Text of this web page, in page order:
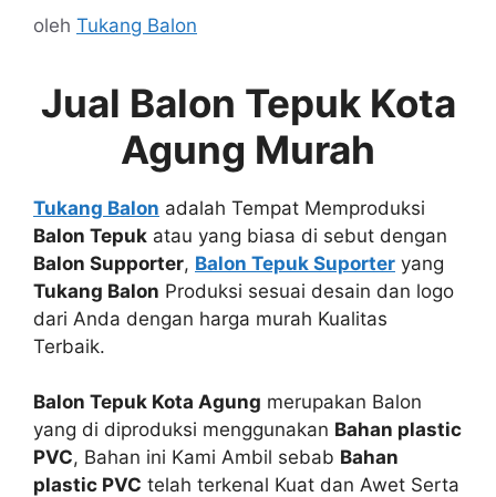
oleh Tukang Balon
Jual Balon Tepuk Kota
Agung Murah
Tukang Balon adalah Tempat Memproduksi
Balon Tepuk atau yang biasa di sebut dengan
Balon Supporter, Balon Tepuk Suporter yang
Tukang Balon Produksi sesuai desain dan logo
dari Anda dengan harga murah Kualitas
Terbaik.
Balon Tepuk Kota Agung merupakan Balon
yang di diproduksi menggunakan Bahan plastic
PVC, Bahan ini Kami Ambil sebab Bahan
plastic PVC telah terkenal Kuat dan Awet Serta